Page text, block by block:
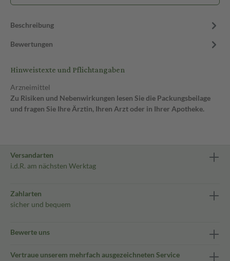
Beschreibung
Bewertungen
Hinweistexte und Pflichtangaben
Arzneimittel
Zu Risiken und Nebenwirkungen lesen Sie die Packungsbeilage
und fragen Sie Ihre Ärztin, Ihren Arzt oder in Ihrer Apotheke.
Versandarten
i.d.R. am nächsten Werktag
Zahlarten
sicher und bequem
Bewerte uns
Vertraue unserem mehrfach ausgezeichneten Service